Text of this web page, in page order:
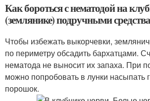
Как бороться с нематодой на
(землянике) подручными
Чтобы избежать выкорчевки,
по периметру обсадить бархатцами.
нематода не выносит их запаха. При
можно попробовать в лунки насыпать
порошок.